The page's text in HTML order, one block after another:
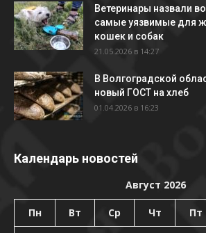
Ветеринары назвали
самые уязвимые для
кошек и собак
21.05.2026 в 14:27
В Волгоградской
новый ГОСТ на хлеб
01.04.2026 в 16:23
Календарь новостей
Август 2026
Пн Вт Ср Чт Пт